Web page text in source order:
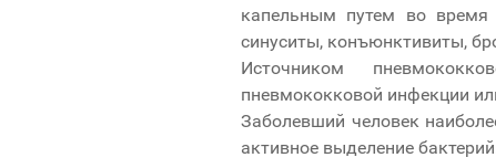
капельным путем во
синуситы, конъюнктивиты,
Источником
пневмококковой инфекции
Заболевший человек
активное выделение